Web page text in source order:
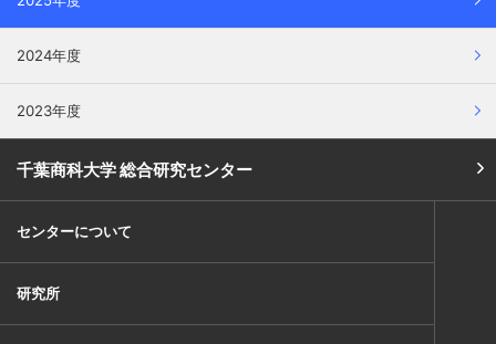
2024年度
2023年度
千葉商科大学 総合研究センター
センターについて
研究所